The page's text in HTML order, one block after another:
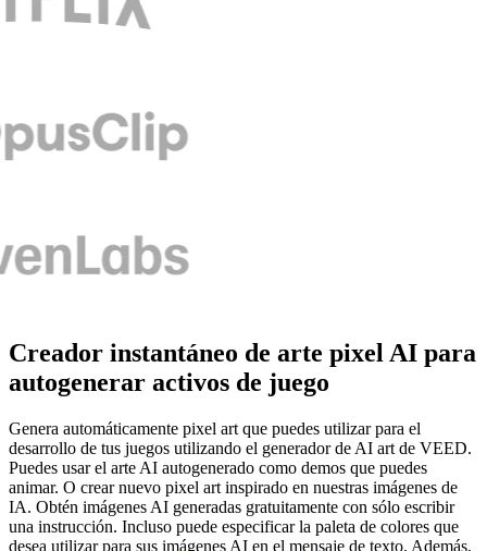
Creador instantáneo de arte pixel AI para
autogenerar activos de juego
Genera automáticamente pixel art que puedes utilizar para el
desarrollo de tus juegos utilizando el generador de AI art de VEED.
Puedes usar el arte AI autogenerado como demos que puedes
animar. O crear nuevo pixel art inspirado en nuestras imágenes de
IA. Obtén imágenes AI generadas gratuitamente con sólo escribir
una instrucción. Incluso puede especificar la paleta de colores que
desea utilizar para sus imágenes AI en el mensaje de texto. Además,